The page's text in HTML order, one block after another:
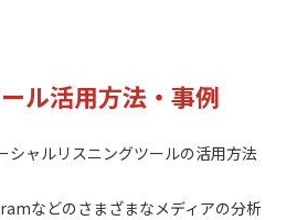
ル活用方法・事例
シャルリスニングツールの活用方法
などのさまざまなメディアの分析